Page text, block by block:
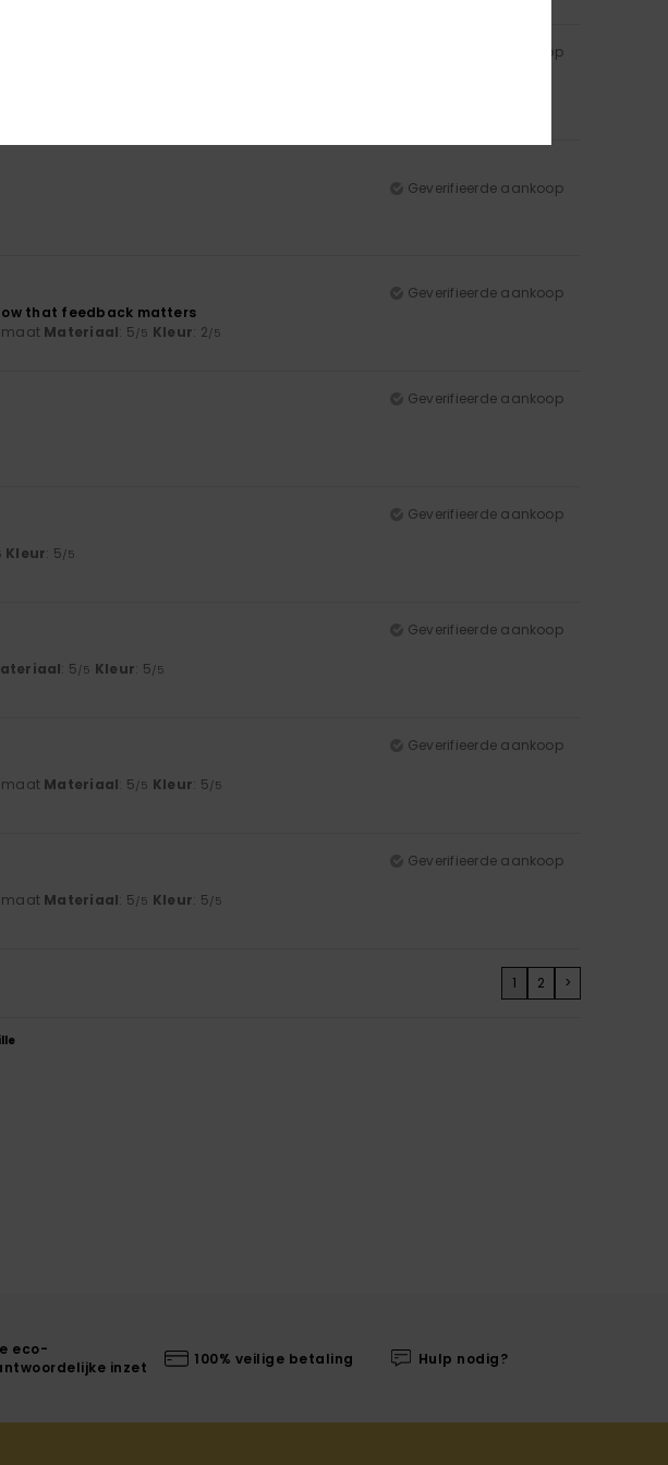
Geverifieerde aankoop
Geverifieerde aankoop
Geverifieerde aankoop
that feedback matters
maat Materiaal: 5/5 Kleur: 2/5
Geverifieerde aankoop
Geverifieerde aankoop
Kleur: 5/5
Geverifieerde aankoop
: 5/5 Kleur: 5/5
Geverifieerde aankoop
maat Materiaal: 5/5 Kleur: 5/5
Geverifieerde aankoop
maat Materiaal: 5/5 Kleur: 5/5
1 2 >
eco-
inzet
100% veilige betaling Hulp nodig?